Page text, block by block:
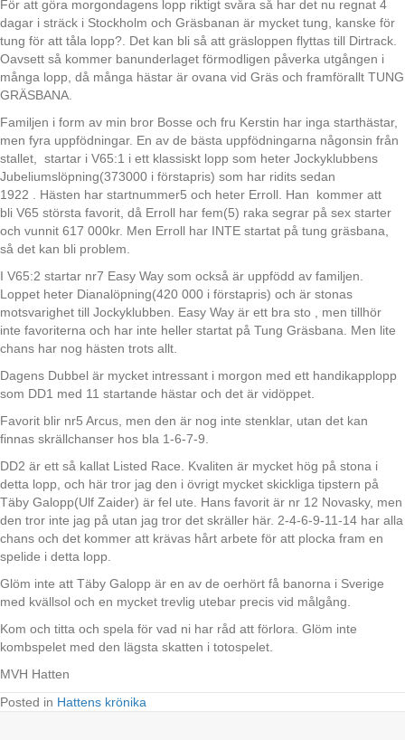
För att göra morgondagens lopp riktigt svåra så har det nu regnat 4
dagar i sträck i Stockholm och Gräsbanan är mycket tung, kanske för
tung för att tåla lopp?. Det kan bli så att gräsloppen flyttas till Dirtrack.
Oavsett så kommer banunderlaget förmodligen påverka utgången i
många lopp, då många hästar är ovana vid Gräs och framförallt TUNG
GRÄSBANA.
Familjen i form av min bror Bosse och fru Kerstin har inga starthästar,
men fyra uppfödningar. En av de bästa uppfödningarna någonsin från
stallet, startar i V65:1 i ett klassiskt lopp som heter Jockyklubbens
Jubeliumslöpning(373000 i förstapris) som har ridits sedan
1922 . Hästen har startnummer5 och heter Erroll. Han kommer att
bli V65 största favorit, då Erroll har fem(5) raka segrar på sex starter
och vunnit 617 000kr. Men Erroll har INTE startat på tung gräsbana,
så det kan bli problem.
I V65:2 startar nr7 Easy Way som också är uppfödd av familjen.
Loppet heter Dianalöpning(420 000 i förstapris) och är stonas
motsvarighet till Jockyklubben. Easy Way är ett bra sto , men tillhör
inte favoriterna och har inte heller startat på Tung Gräsbana. Men lite
chans har nog hästen trots allt.
Dagens Dubbel är mycket intressant i morgon med ett handikapplopp
som DD1 med 11 startande hästar och det är vidöppet.
Favorit blir nr5 Arcus, men den är nog inte stenklar, utan det kan
finnas skrällchanser hos bla 1-6-7-9.
DD2 är ett så kallat Listed Race. Kvaliten är mycket hög på stona i
detta lopp, och här tror jag den i övrigt mycket skickliga tipstern på
Täby Galopp(Ulf Zaider) är fel ute. Hans favorit är nr 12 Novasky, men
den tror inte jag på utan jag tror det skräller här. 2-4-6-9-11-14 har alla
chans och det kommer att krävas hårt arbete för att plocka fram en
spelide i detta lopp.
Glöm inte att Täby Galopp är en av de oerhört få banorna i Sverige
med kvällsol och en mycket trevlig utebar precis vid målgång.
Kom och titta och spela för vad ni har råd att förlora. Glöm inte
kombspelet med den lägsta skatten i totospelet.
MVH Hatten
Posted in Hattens krönika